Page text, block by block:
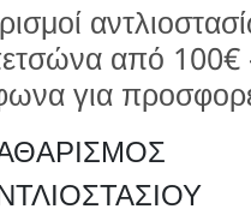
από 100€
για